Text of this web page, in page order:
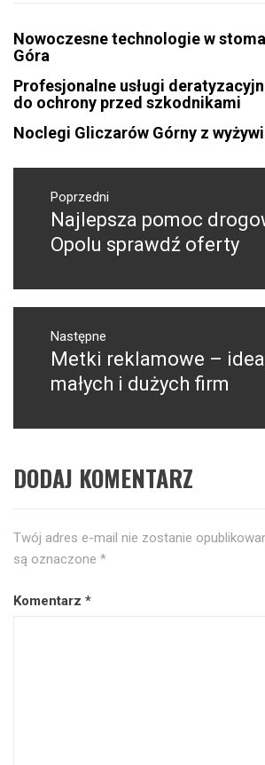
Nowoczesne technologie w
Góra
Profesjonalne usługi
do ochrony przed szkodnikami
Noclegi Gliczarów Górny z
Nawigacja
wpisuPoprzedni
Poprzedni
wpis:
Najlepsza pomoc
Opolu sprawdź oferty
Następne
Następny
post:
Metki reklamowe –
małych i dużych firm
DODAJ KOMENTARZ
Twój adres e-mail nie zostanie
są oznaczone *
Komentarz *